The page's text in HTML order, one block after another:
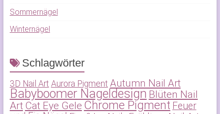
Sommernägel
Winternägel
Schlagwörter
3D Nail Art Aurora Pigment Autumn Nail Art
Babyboomer Nageldesign Blüten Nail
Art Cat Eye Gele Chrome Pigment Feuer